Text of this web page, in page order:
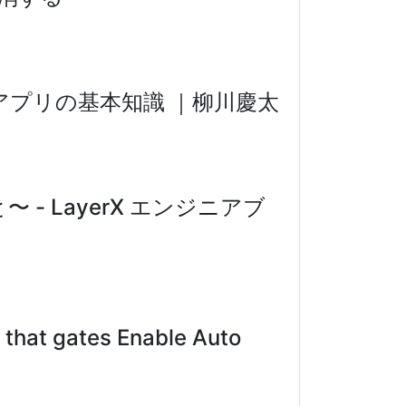
リの基本知識 ｜柳川慶太
〜 - LayerX エンジニアブ
gates Enable Auto